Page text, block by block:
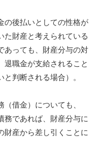
後払いとしての性格が
た財産と考えられている
あっても、財産分与の対
職金が支給されること
判断される場合）。
借金）についても、
務であれば、財産分与に
財産から差し引くことに